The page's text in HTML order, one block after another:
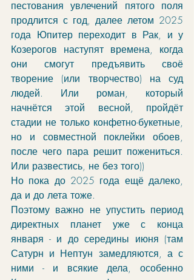
пестования увлечений пятого поля
продлится с год, далее летом 2025
года Юпитер переходит в Рак, и у
Козерогов наступят времена, когда
они смогут предъявить своё
творение (или творчество) на суд
людей. Или роман, который
начнётся этой весной, пройдёт
стадии не только конфетно-букетные,
но и совместной поклейки обоев,
после чего пара решит пожениться.
Или развестись, не без того))
Но пока до 2025 года ещё далеко,
да и до лета тоже.
Поэтому важно не упустить период
директных планет уже с конца
января - и до середины июня (там
Сатурн и Нептун замедляются, а с
ними - и всякие дела, особенно